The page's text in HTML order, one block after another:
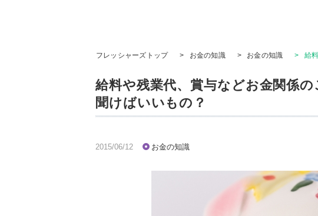
フレッシャーズトップ > お金の知識 > お金の知識 > 給
給料や残業代、賞与などお金関係
聞けばいいもの？
2015/06/12 お金の知識